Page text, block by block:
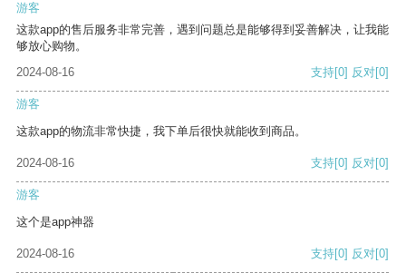
游客
这款app的售后服务非常完善，遇到问题总是能够得到妥善解决，让我能
够放心购物。
2024-08-16
支持[0] 反对[0]
游客
这款app的物流非常快捷，我下单后很快就能收到商品。
2024-08-16 支持[0] 反对[0]
游客
这个是app神器
2024-08-16 支持[0] 反对[0]